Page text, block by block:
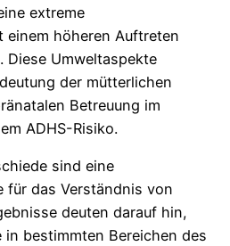
extreme
höheren Auftreten
Diese Umweltaspekte
der mütterlichen
Betreuung im
ADHS-Risiko.
sind eine
für das Verständnis von
deuten darauf hin,
bestimmten Bereichen des